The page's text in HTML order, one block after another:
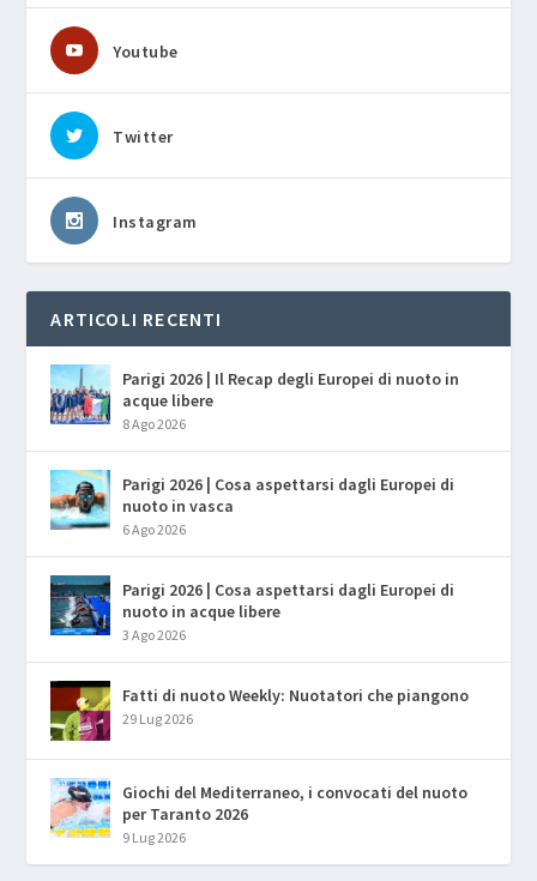
Youtube
Twitter
Instagram
ARTICOLI RECENTI
Parigi 2026 | Il Recap degli Europei di nuoto in
acque libere
8 Ago 2026
Parigi 2026 | Cosa aspettarsi dagli Europei di
nuoto in vasca
6 Ago 2026
Parigi 2026 | Cosa aspettarsi dagli Europei di
nuoto in acque libere
3 Ago 2026
Fatti di nuoto Weekly: Nuotatori che piangono
29 Lug 2026
Giochi del Mediterraneo, i convocati del nuoto
per Taranto 2026
9 Lug 2026